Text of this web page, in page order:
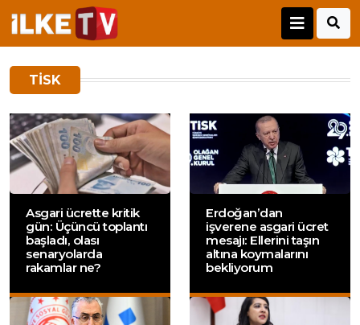
TİSK
Asgari ücrette kritik
gün: Üçüncü toplantı
başladı, olası
senaryolarda
rakamlar ne?
Erdoğan’dan
işverene asgari ücret
mesajı: Ellerini taşın
altına koymalarını
bekliyorum